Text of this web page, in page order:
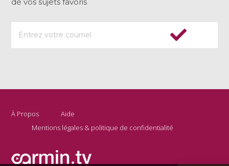
À Propos
Aide
Mentions légales & politique de confidentialité